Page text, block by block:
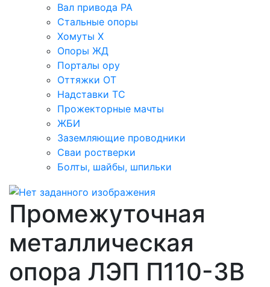
Вал привода РА
Стальные опоры
Хомуты Х
Опоры ЖД
Порталы ору
Оттяжки ОТ
Надставки ТС
Прожекторные мачты
ЖБИ
Заземляющие проводники
Сваи ростверки
Болты, шайбы, шпильки
Промежуточная
металлическая
опора ЛЭП П110-3В